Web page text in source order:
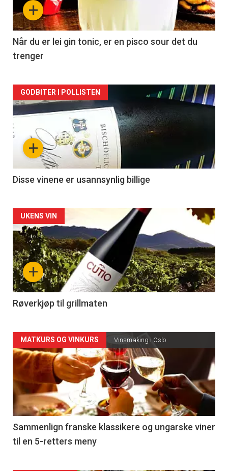
-
2
+
Når du er lei gin tonic, er en pisco sour det du
trenger
Forsiden
akkurat
nå
3
+
GODBITER I POLLISTEN
Disse vinene er usannsynlig billige
Forsiden
akkurat
nå
-
4
+
UKENS VIN
Røverkjøp til grillmaten
Forsiden
akkurat
nå
-
5
MATKURS OG VINKURS Vinsmaking i Oslo
Sammenlign franske klassikere og ungarske viner
til en 5-retters meny